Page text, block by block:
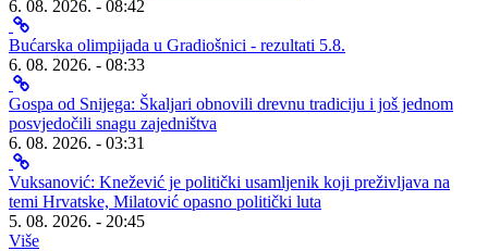
6. 08. 2026. - 08:42
Bućarska olimpijada u Gradiošnici - rezultati 5.8.
6. 08. 2026. - 08:33
Gospa od Snijega: Škaljari obnovili drevnu tradiciju i još jednom
posvjedočili snagu zajedništva
6. 08. 2026. - 03:31
Vuksanović: Knežević je politički usamljenik koji preživljava na
temi Hrvatske, Milatović opasno politički luta
5. 08. 2026. - 20:45
Više